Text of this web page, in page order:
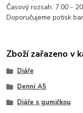
Časový rozsah: 7.00 -
Doporučujeme potisk
Zboží zařazeno v
Diáře
Denní A5
Diáře s gumičkou